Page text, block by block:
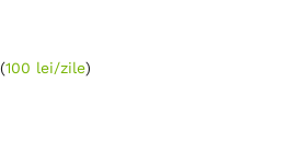
(100 lei/zile)